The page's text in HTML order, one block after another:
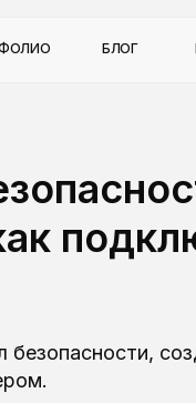
БЛОГ
безопасности,